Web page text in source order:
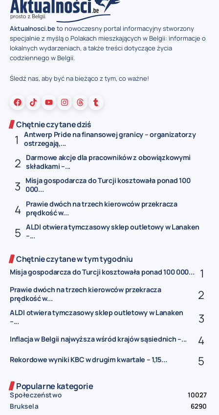
Aktualnosci.beto nowoczesny portal informacyjny stworzony
specjalnie z myślą o Polakach mieszkających w Belgii: informacje o
lokalnych wydarzeniach, a także treści dotyczące życia
codziennego w Belgii.
Śledź nas, aby być na bieżąco z tym, co ważne!
Chętnie czytane dziś
Antwerp Pride na finansowej granicy – organizatorzy
ostrzegają,...
Darmowe akcje dla pracowników z obowiązkowymi
składkami –...
Misja gospodarcza do Turcji kosztowała ponad 100
000...
Prawie dwóch na trzech kierowców przekracza
prędkość w...
ALDI otwiera tymczasowy sklep outletowy w Lanaken
–...
Chętnie czytane w tym tygodniu
Misja gospodarcza do Turcji kosztowała ponad 100 000...
Prawie dwóch na trzech kierowców przekracza
prędkość w...
ALDI otwiera tymczasowy sklep outletowy w Lanaken
–...
Inflacja w Belgii najwyższa wśród krajów sąsiednich –...
Rekordowe wyniki KBC w drugim kwartale – 1,15...
Popularne kategorie
Społeczeństwo
10027
Bruksela
6290